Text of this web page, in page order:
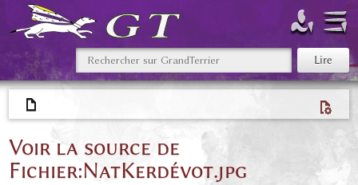
Voir la source de
Fichier:NatKerdévot.jpg